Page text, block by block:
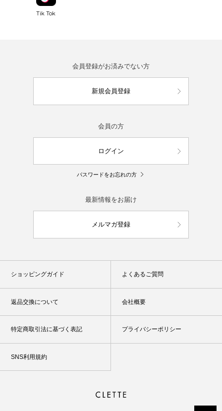
Tik Tok
会員登録がお済みでない方
新規会員登録
会員の方
ログイン
パスワードをお忘れの方
最新情報をお届け
メルマガ登録
ショッピングガイド よくあるご質問
返品交換について 会社概要
特定商取引法に基づく表記 プライバシーポリシー
SNS利用規約